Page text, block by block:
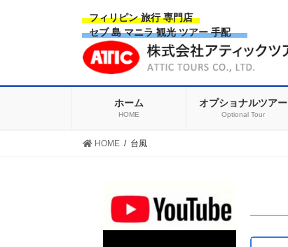
フィリピン 旅行 専門店
セブ 島 マニラ 観光 ツアー 手配
ホーム
HOME
オプショナルツアー
Optional Tour
HOME 台風